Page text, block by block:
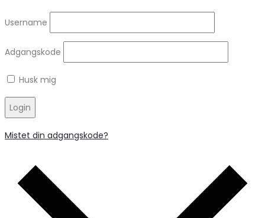
Username
Adgangskode
Husk mig
Login
Mistet din adgangskode?